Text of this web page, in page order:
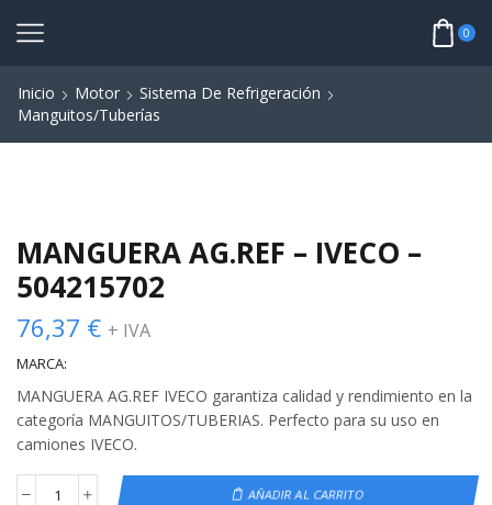
0
Inicio Motor
Sistema De Refrigeración
Manguitos/Tuberías
MANGUERA AG.REF – IVECO –
504215702
76,37 € + IVA
MARCA:
MANGUERA AG.REF IVECO garantiza calidad y rendimiento en la
categoría MANGUITOS/TUBERIAS. Perfecto para su uso en
camiones IVECO.
AÑADIR AL CARRITO